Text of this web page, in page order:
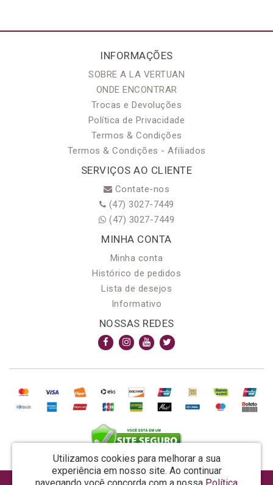
INFORMAÇÕES
SOBRE A LA VERTUAN
ONDE ENCONTRAR
Trocas e Devoluções
Política de Privacidade
Termos & Condições
Termos & Condições - Afiliados
SERVIÇOS AO CLIENTE
Contate-nos
(47) 3027-7449
(47) 3027-7449
MINHA CONTA
Minha conta
Histórico de pedidos
Lista de desejos
Informativo
NOSSAS REDES
Utilizamos cookies para melhorar a sua
experiência em nosso site. Ao continuar